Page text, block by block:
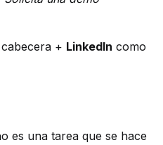
+ LinkedIn como
es una tarea que se hace